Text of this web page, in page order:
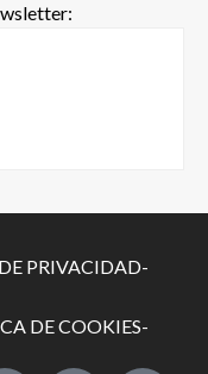
PRIVACIDAD-
DE COOKIES-